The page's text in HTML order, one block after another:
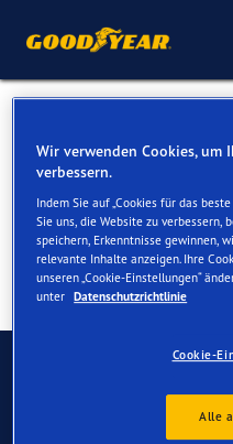
BMW 6er
Kontaktieren Sie uns
Wir verwenden Cookies, um
verbessern.
Indem Sie auf „Cookies für das
Sie uns, die Website zu verbessern,
speichern, Erkenntnisse gewinnen,
relevante Inhalte anzeigen. Ihre
unseren „Cookie-Einstellungen“
unter Datenschutzrichtlinie
Cookie-
Alle